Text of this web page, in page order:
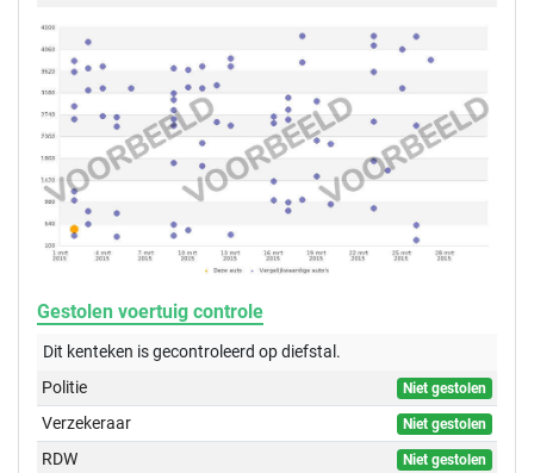
Gestolen voertuig controle
Dit kenteken is gecontroleerd opdiefstal.
Politie
Niet gestolen
Verzekeraar Niet gestolen
RDW Niet gestolen